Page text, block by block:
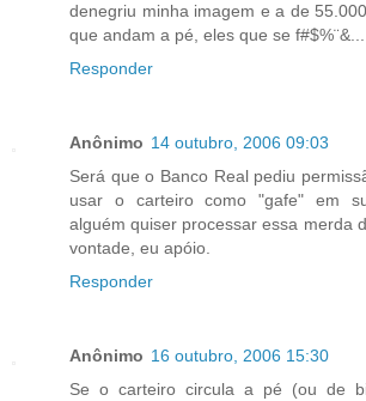
denegriu minha imagem e a de
que andam a pé, eles que se f#$%¨&...
Responder
Anônimo 14 outubro, 2006 09:03
Será que o Banco Real pediu
usar o carteiro como "gafe" em
alguém quiser processar essa merda
vontade, eu apóio.
Responder
Anônimo 16 outubro, 2006 15:30
Se o carteiro circula a pé (ou de